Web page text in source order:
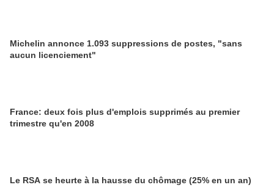
Michelin annonce 1.093 suppressions de postes, "sans
aucun licenciement"
France: deux fois plus d'emplois supprimés au premier
trimestre qu'en 2008
Le RSA se heurte à la hausse du chômage (25% en un an)